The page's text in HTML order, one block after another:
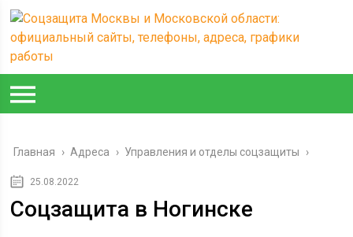
Главная › Адреса › Управления и отделы соцзащиты ›
25.08.2022
Соцзащита в Ногинске